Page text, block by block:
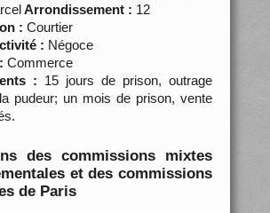
Arrondissement : 12
: Courtier
: Négoce
Commerce
: 15 jours de prison, outrage
pudeur; un mois de prison, vente
des commissions mixtes
et des commissions
de Paris